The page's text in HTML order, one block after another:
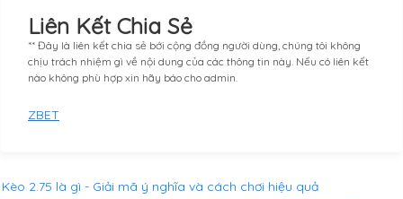
Liên Kết Chia Sẻ
** Đây là liên kết chia sẻ bới cộng đồng người dùng, chúng tôi không
chịu trách nhiệm gì về nội dung của các thông tin này. Nếu có liên kết
nào không phù hợp xin hãy báo cho admin.
ZBET
Kèo 2.75 là gì - Giải mã ý nghĩa và cách chơi hiệu quả